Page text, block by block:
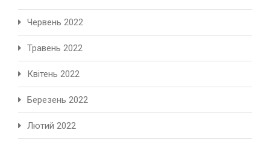
Червень 2022
Травень 2022
Квітень 2022
Березень 2022
Лютий 2022